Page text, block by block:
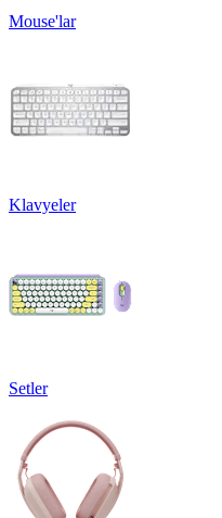
Mouse'lar
Klavyeler
Setler